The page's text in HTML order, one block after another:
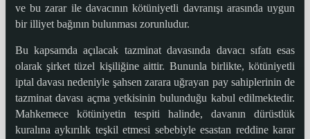
ve bu zarar ile davacının kötüniyetli davranışı arasında uygun
bir illiyet bağının bulunması zorunludur.
Bu kapsamda açılacak tazminat davasında davacı sıfatı esas
olarak şirket tüzel kişiliğine aittir. Bununla birlikte, kötüniyetli
iptal davası nedeniyle şahsen zarara uğrayan pay sahiplerinin de
tazminat davası açma yetkisinin bulunduğu kabul edilmektedir.
Mahkemece kötüniyetin tespiti halinde, davanın dürüstlük
kuralına aykırılık teşkil etmesi sebebiyle esastan reddine karar